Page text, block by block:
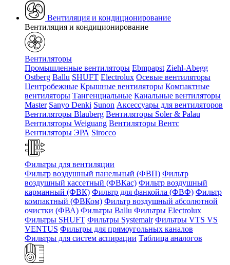
Вентиляция и кондиционирование
Вентиляция и кондиционирование
Вентиляторы
Промышленные вентиляторы Ebmpapst Ziehl-Abegg
Ostberg Ballu SHUFT Electrolux Осевые вентиляторы
Центробежные Крышные вентиляторы Компактные
вентиляторы Тангенциальные Канальные вентиляторы
Master Sanyo Denki Sunon Аксессуары для вентиляторов
Вентиляторы Blauberg Вентиляторы Soler & Palau
Вентиляторы Weiguang Вентиляторы Вентс
Вентиляторы ЭРА Sirocco
Фильтры для вентиляции
Фильтр воздушный панельный (ФВП) Фильтр
воздушный кассетный (ФВКас) Фильтр воздушный
карманный (ФВК) Фильтр для фанкойла (ФВФ) Фильтр
компактный (ФВКом) Фильтр воздушный абсолютной
очистки (ФВА) Фильтры Ballu Фильтры Electrolux
Фильтры SHUFT Фильтры Systemair Фильтры VTS VS
VENTUS Фильтры для прямоугольных каналов
Фильтры для систем аспирации Таблица аналогов